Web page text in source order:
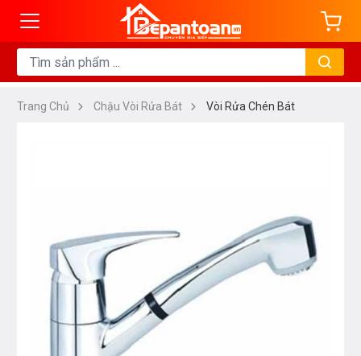
Trang Chủ Chậu Vòi Rửa Bát Vòi Rửa Chén Bát